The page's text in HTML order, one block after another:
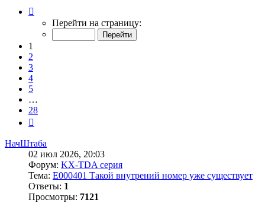
Перейти на страницу:
1
2
3
4
5
…
28
НачШтаба
02 июл 2026, 20:03
Форум: KX-TDA серия
Тема: E000401 Такой внутрений номер уже существует
Ответы: 1
Просмотры: 7121